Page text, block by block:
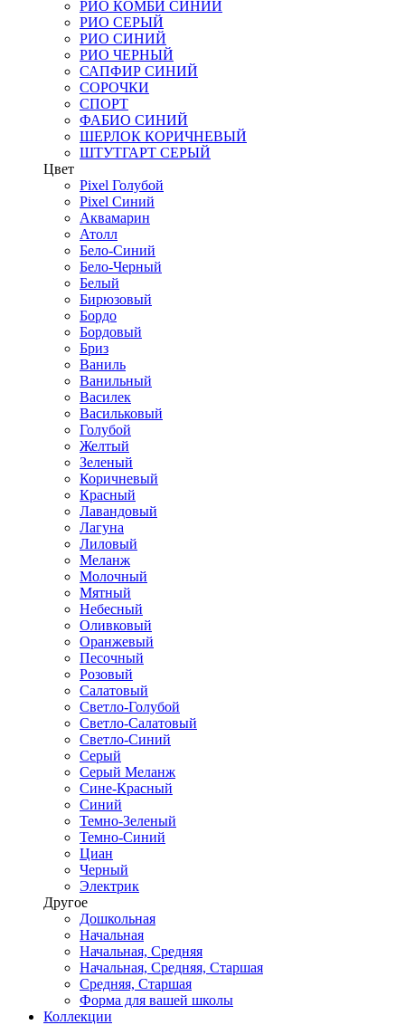
РИО КОМБИ СИНИЙ
РИО СЕРЫЙ
РИО СИНИЙ
РИО ЧЕРНЫЙ
САПФИР СИНИЙ
СОРОЧКИ
СПОРТ
ФАБИО СИНИЙ
ШЕРЛОК КОРИЧНЕВЫЙ
ШТУТГАРТ СЕРЫЙ
Цвет
Pixel Голубой
Pixel Синий
Аквамарин
Атолл
Бело-Синий
Бело-Черный
Белый
Бирюзовый
Бордо
Бордовый
Бриз
Ваниль
Ванильный
Василек
Васильковый
Голубой
Желтый
Зеленый
Коричневый
Красный
Лавандовый
Лагуна
Лиловый
Меланж
Молочный
Мятный
Небесный
Оливковый
Оранжевый
Песочный
Розовый
Салатовый
Светло-Голубой
Светло-Салатовый
Светло-Синий
Серый
Серый Меланж
Сине-Красный
Синий
Темно-Зеленый
Темно-Синий
Циан
Черный
Электрик
Другое
Дошкольная
Начальная
Начальная, Средняя
Начальная, Средняя, Старшая
Средняя, Старшая
Форма для вашей школы
Коллекции